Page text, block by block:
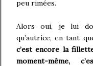
peu rimées.
Alors oui, je lui
qu’autrice, en tant
c’est encore la
moment-même,